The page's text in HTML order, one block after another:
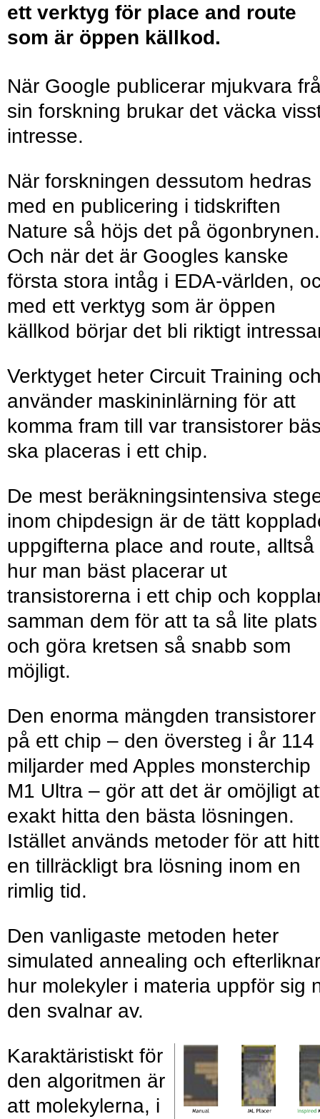
ett verktyg för place and route
som är öppen källkod.
När Google publicerar mjukvara
sin forskning brukar det väcka
intresse.
När forskningen dessutom hedras
med en publicering i tidskriften
Nature så höjs det på ögonbrynen.
Och när det är Googles kanske
första stora intåg i EDA-världen,
med ett verktyg som är öppen
källkod börjar det bli riktigt
Verktyget heter Circuit Training
använder maskininlärning för att
komma fram till var transistorer
ska placeras i ett chip.
De mest beräkningsintensiva
inom chipdesign är de tätt
uppgifterna place and route, alltså
hur man bäst placerar ut
transistorerna i ett chip och
samman dem för att ta så lite plats
och göra kretsen så snabb som
möjligt.
Den enorma mängden transistorer
på ett chip – den översteg i år 114
miljarder med Apples monsterchip
M1 Ultra – gör att det är omöjligt
exakt hitta den bästa lösningen.
Istället används metoder för att
en tillräckligt bra lösning inom en
rimlig tid.
Den vanligaste metoden heter
simulated annealing och efterliknar
hur molekyler i materia uppför sig
den svalnar av.
Karaktäristiskt för
den algoritmen är
att molekylerna, i